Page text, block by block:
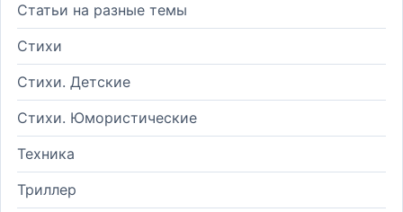
Статьи на разные темы
Стихи
Стихи. Детские
Стихи. Юмористические
Техника
Триллер